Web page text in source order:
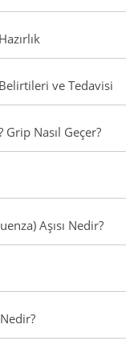
ve Tedavisi
Nasıl Geçer?
Aşısı Nedir?